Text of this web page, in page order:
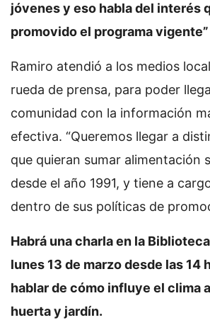
jóvenes y eso habla del interés
promovido el programa vigente”
Ramiro atendió a los medios
rueda de prensa, para poder
comunidad con la información
efectiva. “Queremos llegar a
que quieran sumar alimentación
desde el año 1991, y tiene a
dentro de sus políticas de
Habrá una charla en la
lunes 13 de marzo desde las 14
hablar de cómo influye el clima
huerta y jardín.